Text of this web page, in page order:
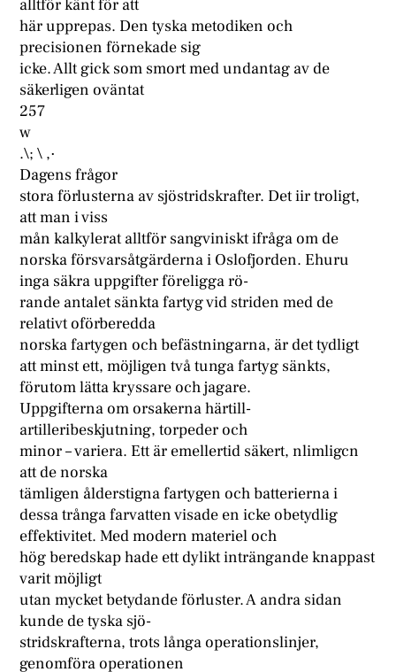
alltför känt för att
här upprepas. Den tyska metodiken och
precisionen förnekade sig
icke. Allt gick som smort med undantag av de
säkerligen oväntat
257
w
.\; \ ,·
Dagens frågor
stora förlusterna av sjöstridskrafter. Det iir troligt,
att man i viss
mån kalkylerat alltför sangviniskt ifråga om de
norska försvarsåtgärderna i Oslofjorden. Ehuru
inga säkra uppgifter föreligga rö-
rande antalet sänkta fartyg vid striden med de
relativt oförberedda
norska fartygen och befästningarna, är det tydligt
att minst ett, möjligen två tunga fartyg sänkts,
förutom lätta kryssare och jagare.
Uppgifterna om orsakerna härtill-
artilleribeskjutning, torpeder och
minor – variera. Ett är emellertid säkert, nlimligcn
att de norska
tämligen ålderstigna fartygen och batterierna i
dessa trånga farvatten visade en icke obetydlig
effektivitet. Med modern materiel och
hög beredskap hade ett dylikt inträngande knappast
varit möjligt
utan mycket betydande förluster. A andra sidan
kunde de tyska sjö-
stridskrafterna, trots långa operationslinjer,
genomföra operationen